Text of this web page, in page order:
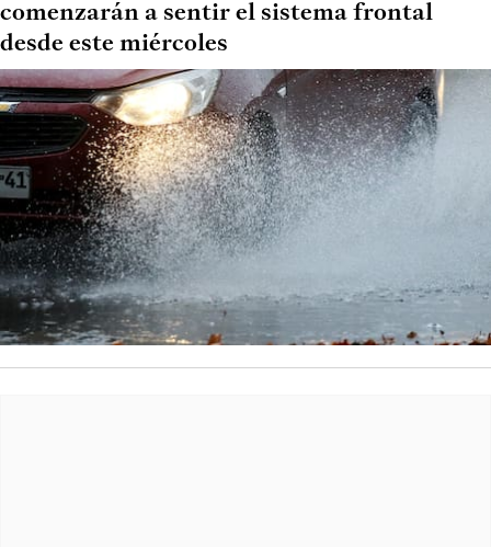
comenzarán a sentir el sistema frontal
desde este miércoles